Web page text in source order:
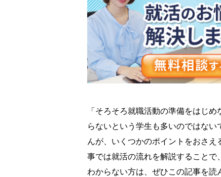
「そろそろ就職活動の準備をはじ
らないという学生も多いのではな
んが、いくつかのポイントをおさ
事では就活の流れを解説すること
わからない方は、ぜひこの記事を読